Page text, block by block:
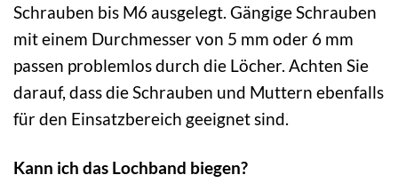
Schrauben bis M6 ausgelegt. Gängige Schrauben
mit einem Durchmesser von 5 mm oder 6 mm
passen problemlos durch die Löcher. Achten Sie
darauf, dass die Schrauben und Muttern ebenfalls
für den Einsatzbereich geeignet sind.
Kann ich das Lochband biegen?